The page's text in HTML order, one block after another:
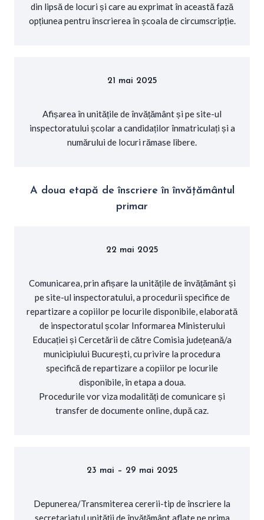
din lipsă de locuri și care au exprimat în această fază
opțiunea pentru înscrierea în școala de circumscripție.
21 mai 2025
Afișarea în unitățile de învățământ și pe site-ul
inspectoratului școlar a candidaților înmatriculați și a
numărului de locuri rămase libere.
A doua etapă de înscriere în învățământul
primar
22 mai 2025
Comunicarea, prin afișare la unitățile de învățământ și
pe site-ul inspectoratului, a procedurii specifice de
repartizare a copiilor pe locurile disponibile, elaborată
de inspectoratul școlar Informarea Ministerului
Educației și Cercetării de către Comisia județeană/a
municipiului București, cu privire la procedura
specifică de repartizare a copiilor pe locurile
disponibile, în etapa a doua.
Procedurile vor viza modalități de comunicare și
transfer de documente online, după caz.
23 mai – 29 mai 2025
Depunerea/Transmiterea cererii-tip de înscriere la
secretariatul unității de învățământ aflate pe prima